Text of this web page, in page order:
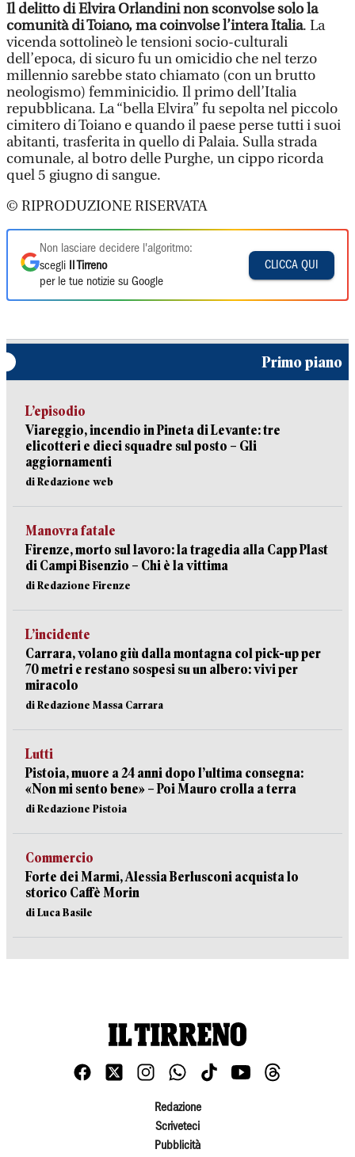
Il delitto di Elvira Orlandini non sconvolse solo la
comunità di Toiano, ma coinvolse l’intera Italia. La
vicenda sottolineò le tensioni socio-culturali
dell’epoca, di sicuro fu un omicidio che nel terzo
millennio sarebbe stato chiamato (con un brutto
neologismo) femminicidio. Il primo dell’Italia
repubblicana. La “bella Elvira” fu sepolta nel piccolo
cimitero di Toiano e quando il paese perse tutti i suoi
abitanti, trasferita in quello di Palaia. Sulla strada
comunale, al botro delle Purghe, un cippo ricorda
quel 5 giugno di sangue.
© RIPRODUZIONE RISERVATA
Non lasciare decidere l'algoritmo:
scegli
Il Tirreno
per le tue notizie su Google
CLICCA QUI
Primo piano
L’episodio
Viareggio, incendio in Pineta di Levante: tre
elicotteri e dieci squadre sul posto – Gli
aggiornamenti
di Redazione web
Manovra fatale
Firenze, morto sul lavoro: la tragedia alla Capp Plast
di Campi Bisenzio – Chi è la vittima
di Redazione Firenze
L’incidente
Carrara, volano giù dalla montagna col pick-up per
70 metri e restano sospesi su un albero: vivi per
miracolo
di Redazione Massa Carrara
Lutti
Pistoia, muore a 24 anni dopo l’ultima consegna:
«Non mi sento bene» – Poi Mauro crolla a terra
di Redazione Pistoia
Commercio
Forte dei Marmi, Alessia Berlusconi acquista lo
storico Caffè Morin
di Luca Basile
Redazione
Scriveteci
Pubblicità